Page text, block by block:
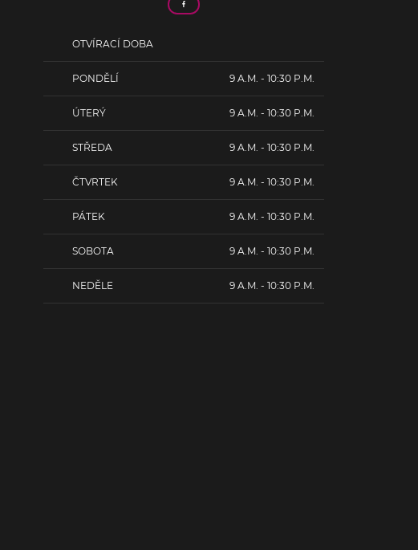
OTVÍRACÍ DOBA
PONDĚLÍ 9 A.M. - 10:30 P.M.
ÚTERÝ 9 A.M. - 10:30 P.M.
STŘEDA 9 A.M. - 10:30 P.M.
ČTVRTEK 9 A.M. - 10:30 P.M.
PÁTEK 9 A.M. - 10:30 P.M.
SOBOTA 9 A.M. - 10:30 P.M.
NEDĚLE 9 A.M. - 10:30 P.M.